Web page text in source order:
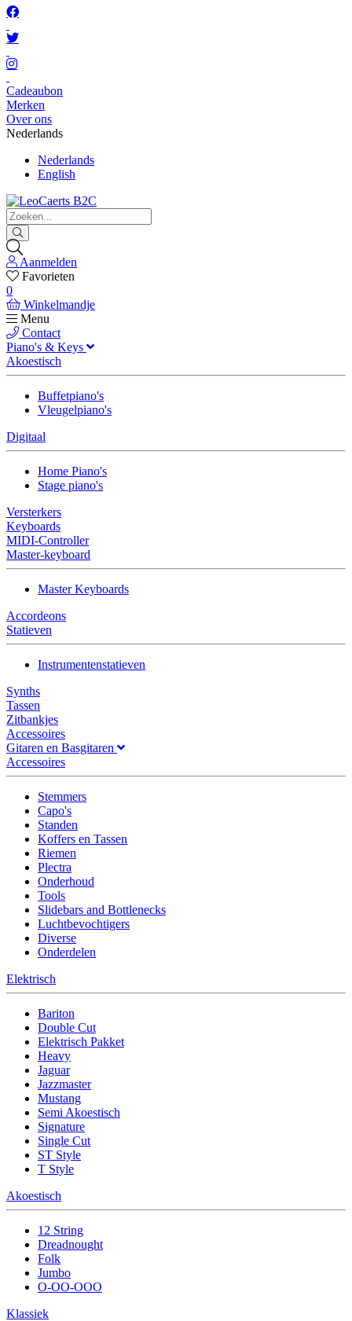
Cadeaubon
Merken
Over ons
Nederlands
Nederlands
English
Aanmelden
Favorieten
0
Winkelmandje
Menu
Contact
Piano's & Keys
Akoestisch
Buffetpiano's
Vleugelpiano's
Digitaal
Home Piano's
Stage piano's
Versterkers
Keyboards
MIDI-Controller
Master-keyboard
Master Keyboards
Accordeons
Statieven
Instrumentenstatieven
Synths
Tassen
Zitbankjes
Accessoires
Gitaren en Basgitaren
Accessoires
Stemmers
Capo's
Standen
Koffers en Tassen
Riemen
Plectra
Onderhoud
Tools
Slidebars and Bottlenecks
Luchtbevochtigers
Diverse
Onderdelen
Elektrisch
Bariton
Double Cut
Elektrisch Pakket
Heavy
Jaguar
Jazzmaster
Mustang
Semi Akoestisch
Signature
Single Cut
ST Style
T Style
Akoestisch
12 String
Dreadnought
Folk
Jumbo
O-OO-OOO
Klassiek